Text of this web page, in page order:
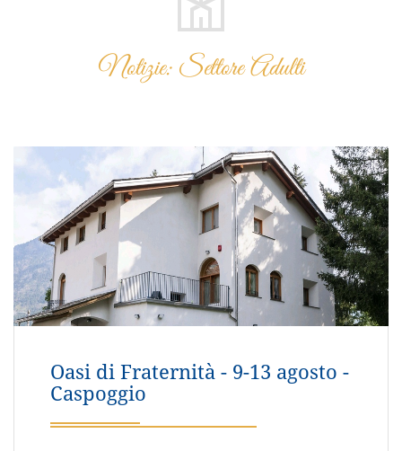
Notizie: Settore Adulti
AC - pellegrinaggio a Chiavenna
- 5 giugno 2026